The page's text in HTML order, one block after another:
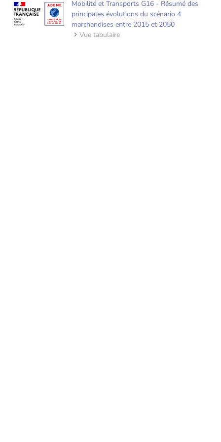
Mobilité et Transports G16 - Résumé des
principales évolutions du scénario 4
marchandises entre 2015 et 2050
Vue tabulaire